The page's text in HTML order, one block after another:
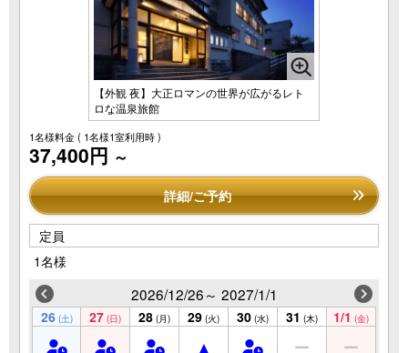
【外観 夜】大正ロマンの世界が広がるレト
ロな温泉旅館
1名様料金( 1名様1室利用時 )
37,400円 ～
詳細/ご予約
定員
1名様
2026/12/26～ 2027/1/1
26 (土) 27 (日) 28 (月) 29 (火) 30 (水) 31 (木) 1/1 (金)